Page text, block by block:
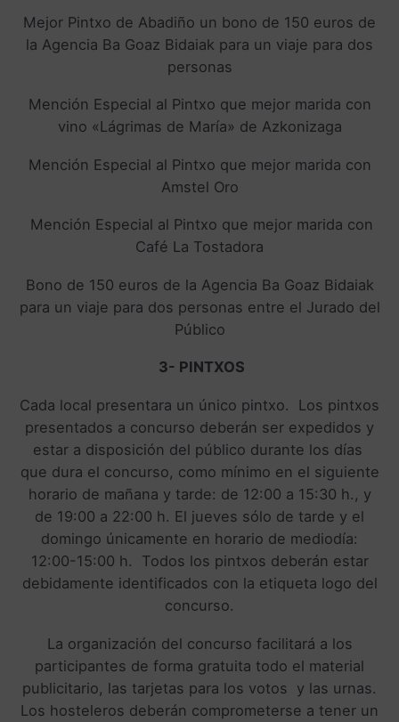
Mejor Pintxo de Abadiño un bono de 150 euros de
la Agencia Ba Goaz Bidaiak para un viaje para dos
personas
Mención Especial al Pintxo que mejor marida con
vino «Lágrimas de María» de Azkonizaga
Mención Especial al Pintxo que mejor marida con
Amstel Oro
Mención Especial al Pintxo que mejor marida con
Café La Tostadora
Bono de 150 euros de la Agencia Ba Goaz Bidaiak
para un viaje para dos personas entre el Jurado del
Público
3- PINTXOS
Cada local presentara un único pintxo. Los pintxos
presentados a concurso deberán ser expedidos y
estar a disposición del público durante los días
que dura el concurso, como mínimo en el siguiente
horario de mañana y tarde: de 12:00 a 15:30 h., y
de 19:00 a 22:00 h. El jueves sólo de tarde y el
domingo únicamente en horario de mediodía:
12:00-15:00 h. Todos los pintxos deberán estar
debidamente identificados con la etiqueta logo del
concurso.
La organización del concurso facilitará a los
participantes de forma gratuita todo el material
publicitario, las tarjetas para los votos y las urnas.
Los hosteleros deberán comprometerse a tener un